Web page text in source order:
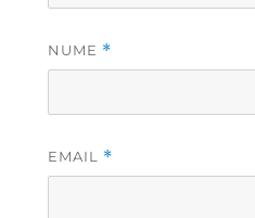
NUME *
EMAIL *